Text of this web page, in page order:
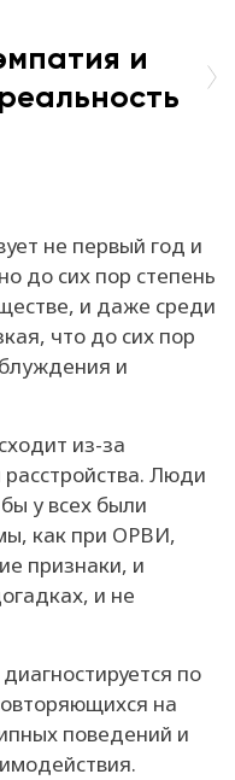
и
не первый год и
до сих пор степень
и даже среди
что до сих пор
и
из-за
Люди
у всех были
как при ОРВИ,
признаки, и
и не
по
на
поведений и